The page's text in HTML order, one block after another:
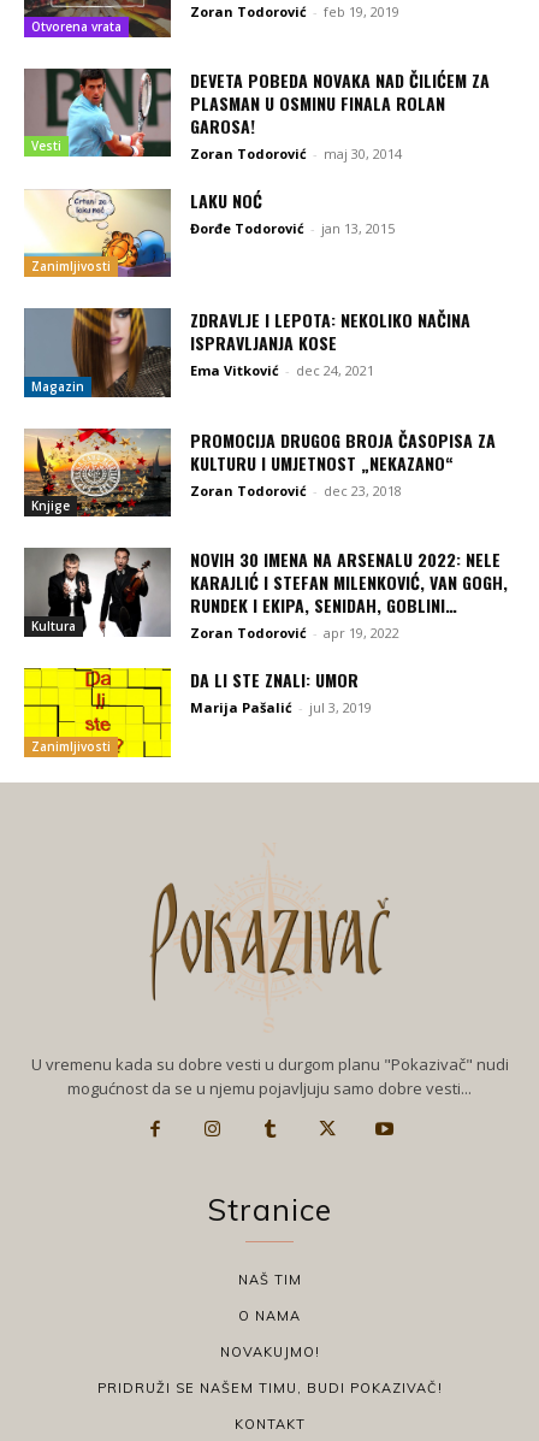
Otvorena vrata
Zoran Todorović - feb 19, 2019
Vesti
DEVETA POBEDA NOVAKA NAD ČILIĆEM ZA
PLASMAN U OSMINU FINALA ROLAN
GAROSA!
Zoran Todorović - maj 30, 2014
Zanimljivosti
LAKU NOĆ
Đorđe Todorović - jan 13, 2015
Magazin
ZDRAVLJE I LEPOTA: NEKOLIKO NAČINA
ISPRAVLJANJA KOSE
Ema Vitković - dec 24, 2021
Knjige
PROMOCIJA DRUGOG BROJA ČASOPISA ZA
KULTURU I UMJETNOST „NEKAZANO“
Zoran Todorović - dec 23, 2018
Kultura
NOVIH 30 IMENA NA ARSENALU 2022: NELE
KARAJLIĆ I STEFAN MILENKOVIĆ, VAN GOGH,
RUNDEK I EKIPA, SENIDAH, GOBLINI…
Zoran Todorović - apr 19, 2022
Zanimljivosti
DA LI STE ZNALI: UMOR
Marija Pašalić - jul 3, 2019
U vremenu kada su dobre vesti u durgom planu "Pokazivač" nudi
mogućnost da se u njemu pojavljuju samo dobre vesti...
Stranice
NAŠ TIM
O NAMA
NOVAKUJMO!
PRIDRUŽI SE NAŠEM TIMU, BUDI POKAZIVAČ!
KONTAKT